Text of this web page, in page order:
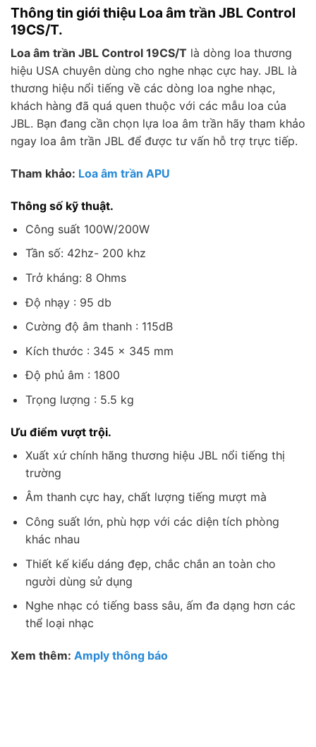
Thông tin giới thiệu Loa âm trần JBL Control
19CS/T.
Loa âm trần JBL Control 19CS/T là dòng loa thương
hiệu USA chuyên dùng cho nghe nhạc cực hay. JBL là
thương hiệu nổi tiếng về các dòng loa nghe nhạc,
khách hàng đã quá quen thuộc với các mẫu loa của
JBL. Bạn đang cần chọn lựa loa âm trần hãy tham khảo
ngay loa âm trần JBL để được tư vấn hỗ trợ trực tiếp.
Tham khảo: Loa âm trần APU
Thông số kỹ thuật.
Công suất 100W/200W
Tần số: 42hz- 200 khz
Trở kháng: 8 Ohms
Độ nhạy : 95 db
Cường độ âm thanh : 115dB
Kích thước : 345 x 345 mm
Độ phủ âm : 1800
Trọng lượng : 5.5 kg
Ưu điểm vượt trội.
Xuất xứ chính hãng thương hiệu JBL nổi tiếng thị
trường
Âm thanh cực hay, chất lượng tiếng mượt mà
Công suất lớn, phù hợp với các diện tích phòng
khác nhau
Thiết kế kiểu dáng đẹp, chắc chắn an toàn cho
người dùng sử dụng
Nghe nhạc có tiếng bass sâu, ấm đa dạng hơn các
thể loại nhạc
Xem thêm: Amply thông báo